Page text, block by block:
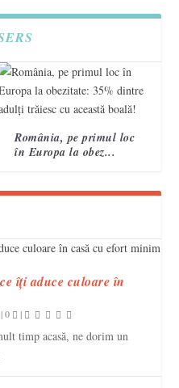
România, pe primul loc
în Europa la obez...
îți aduce culoare în
|0 |
timp acasă, ne dorim un